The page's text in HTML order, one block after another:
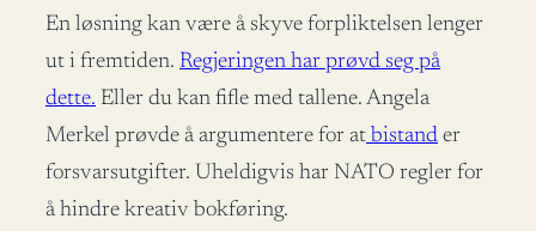
En løsning kan være å skyve forpliktelsen lenger
ut i fremtiden. Regjeringen har prøvd seg på
dette. Eller du kan fifle med tallene. Angela
Merkel prøvde å argumentere for at bistand er
forsvarsutgifter. Uheldigvis har NATO regler for
å hindre kreativ bokføring.